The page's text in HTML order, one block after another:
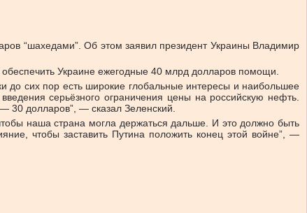
“шахедами”. Об этом заявил президент Украины Владимир
Украине ежегодные 40 млрд долларов помощи.
до сих пор есть широкие глобальные интересы и наибольшее
серьёзного ограничения цены на российскую нефть.
30 долларов”, — сказал Зеленский.
наша страна могла держаться дальше. И это должно быть
чтобы заставить Путина положить конец этой войне”, —